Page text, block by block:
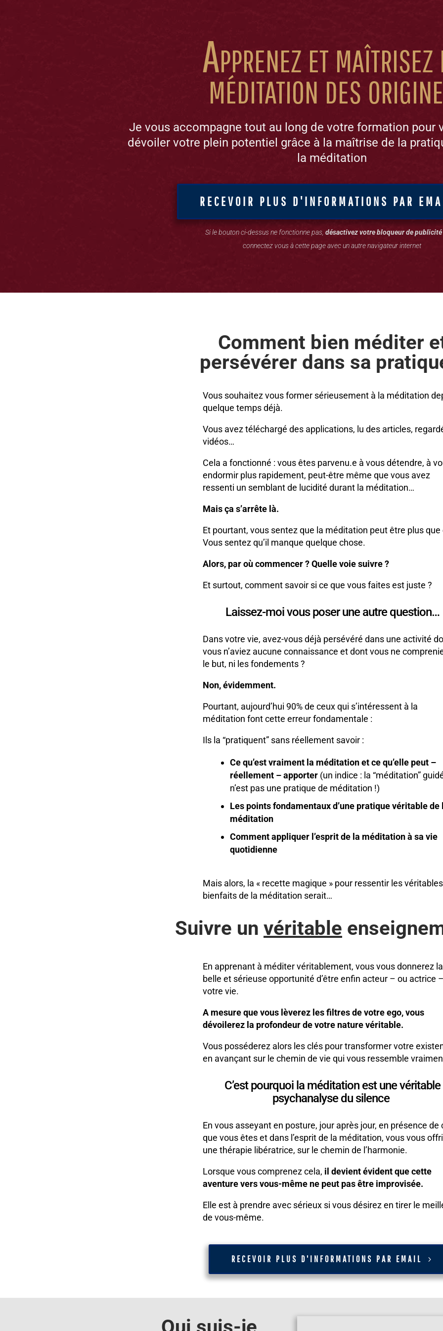
Apprenez et
méditation des
Je vous accompagne tout au long de votre formation pour
dévoiler votre plein potentiel grâce à la maîtrise de la
la méditation
RECEVOIR PLUS D'INFORMATIONS PAR
Si le bouton ci-dessus ne fonctionne pas,désactivez votre bloqueur de publicité
connectez vous à cette page avec un autre navigateur internet
Comment bien méditer
persévérer dans sa
Vous souhaitez vous former sérieusement à la méditation
quelque temps déjà.
Vous avez téléchargé des applications, lu des articles,
vidéos…
Cela a fonctionné : vous êtes parvenu.e à vous détendre, à
endormir plus rapidement, peut-être même que vous avez
ressenti un semblant de lucidité durant la méditation…
Mais ça s’arrête là.
Et pourtant, vous sentez que la méditation peut être plus que
Vous sentez qu’il manque quelque chose.
Alors, par où commencer ? Quelle voie suivre ?
Et surtout, comment savoir si ce que vous faites est juste ?
Laissez-moi vous poser une autre question…
Dans votre vie, avez-vous déjà persévéré dans une activité
vous n’aviez aucune connaissance et dont vous ne
le but, ni les fondements ?
Non, évidemment.
Pourtant, aujourd’hui 90% de ceux qui s’intéressent à la
méditation font cette erreur fondamentale :
Ils la “pratiquent” sans réellement savoir :
Ce qu’est vraiment la méditation et ce qu’elle peut –
réellement – apporter(un indice : la “méditation”
n’est pasune pratique de méditation !)
Les points fondamentaux d’une pratique véritable de
méditation
Comment appliquer l’esprit de la méditation à sa vie
quotidienne
Mais alors, la « recette magique » pour ressentir les véritables
bienfaits de la méditation serait…
Suivre un véritable
En apprenant à méditer véritablement, vous vous donnerez
belle et sérieuse opportunité d’être enfin acteur – ou actrice
votre vie.
A mesure que vous lèverez les filtres de votre ego, vous
dévoilerez la profondeur de votre nature véritable.
Vous posséderez alors les clés pour transformer votre
en avançant sur le chemin de vie qui vous ressemble
C’est pourquoi la méditation est une véritable
psychanalyse du silence
En vous asseyant en posture, jour après jour, en présence de
que vous êtes et dans l’esprit de la méditation, vous vous
une thérapie libératrice, sur le chemin de l’harmonie.
Lorsque vous comprenez cela, il devient évident que cette
aventure vers vous-même ne peut pas être improvisée.
Elle est à prendre avec sérieux si vous désirez en tirer le
de vous-même.
RECEVOIR PLUS D'INFORMATIONS PAR EMAIL